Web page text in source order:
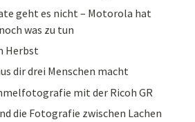
geht es nicht – Motorola hat
was zu tun
Herbst
dir drei Menschen macht
mit der Ricoh GR
die Fotografie zwischen Lachen